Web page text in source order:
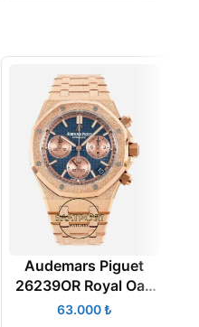
Audemars Piguet
26239OR Royal Oak
41mm Full Rose DDF
₺